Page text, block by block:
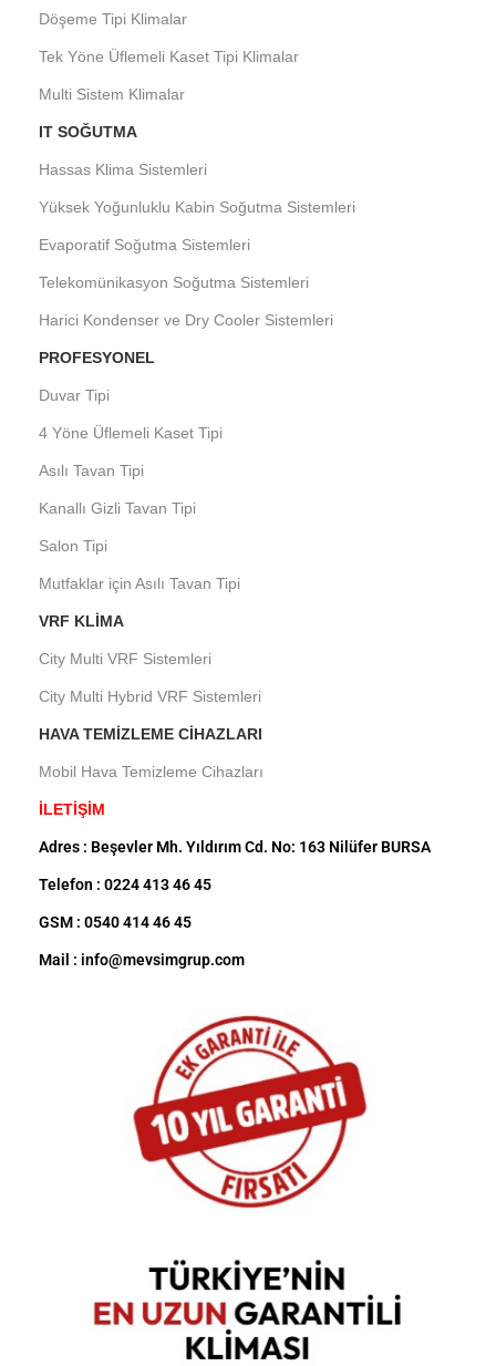
Döşeme Tipi Klimalar
Tek Yöne Üflemeli Kaset Tipi Klimalar
Multi Sistem Klimalar
IT SOĞUTMA
Hassas Klima Sistemleri
Yüksek Yoğunluklu Kabin Soğutma Sistemleri
Evaporatif Soğutma Sistemleri
Telekomünikasyon Soğutma Sistemleri
Harici Kondenser ve Dry Cooler Sistemleri
PROFESYONEL
Duvar Tipi
4 Yöne Üflemeli Kaset Tipi
Asılı Tavan Tipi
Kanallı Gizli Tavan Tipi
Salon Tipi
Mutfaklar için Asılı Tavan Tipi
VRF KLIMA
City Multi VRF Sistemleri
City Multi Hybrid VRF Sistemleri
HAVA TEMIZLEME CIHAZLARI
Mobil Hava Temizleme Cihazları
İLETİŞİM
Adres : Beşevler Mh. Yıldırım Cd. No: 163 Nilüfer BURSA
Telefon : 0224 413 46 45
GSM : 0540 414 46 45
Mail : info@mevsimgrup.com